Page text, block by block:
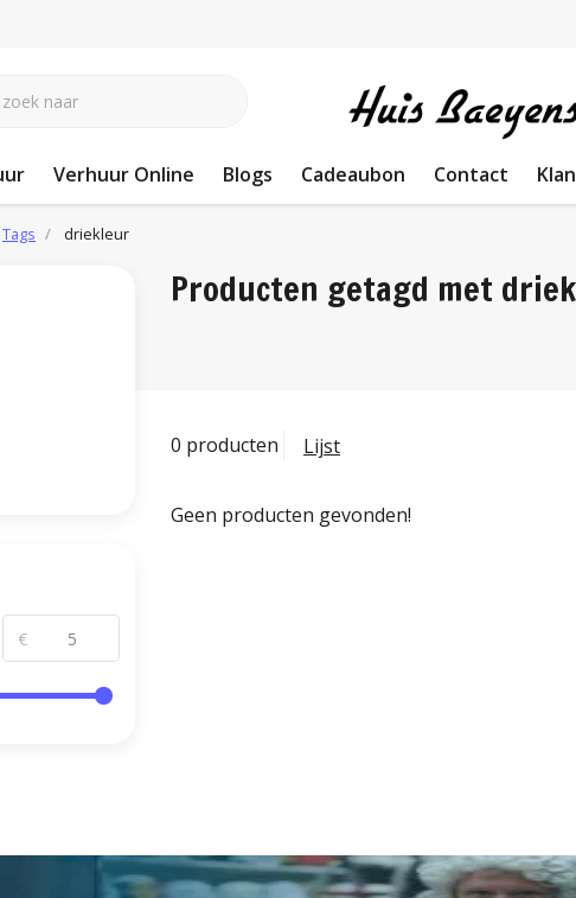
Verhuur Online Blogs Cadeaubon Contact
Tags driekleur
Producten getagd met
0 producten Lijst
Geen producten gevonden!
€